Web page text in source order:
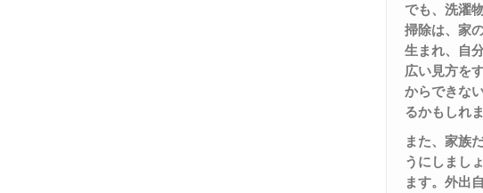
でも、洗濯
掃除は、家
生まれ、自
広い見方を
からできな
るかもしれ
また、家族
うにしまし
ます。外出